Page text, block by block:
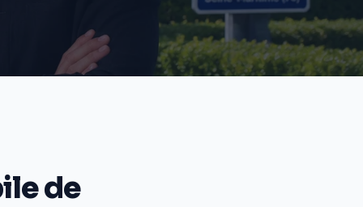
de